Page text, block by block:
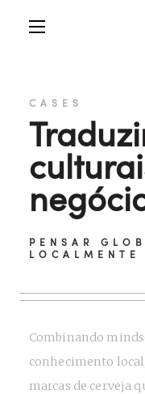
CASES
PENSAR
LOCALMENTE
Combinando
conhecimento
marcas de cerveja